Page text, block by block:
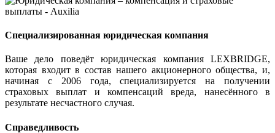
Специализированная юридическая компания
Ваше дело поведёт юридическая компания LEXBRIDGE,
которая входит в состав нашего акционерного общества, и,
начиная с 2006 года, специализируется на получении
страховых выплат и компенсаций вреда, нанесённого в
результате несчастного случая.
Справедливость